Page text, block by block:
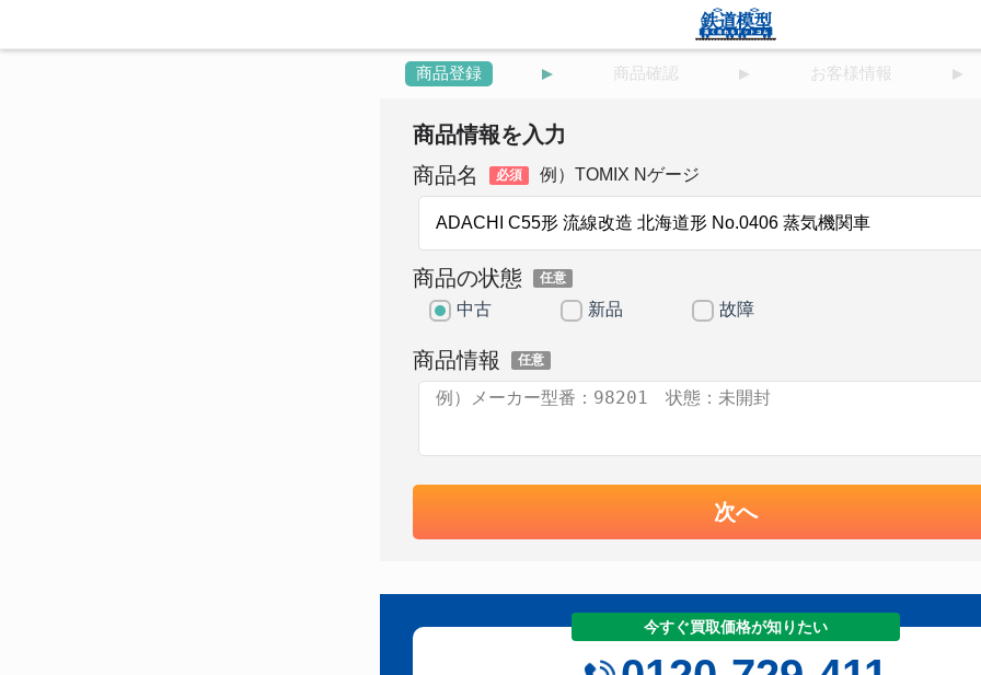
商品登録 商品確認 お客様情報
商品情報を入力
商品名
必須 例）TOMIX Nゲージ
商品の状態 任意
中古 新品 故障
商品情報 任意
次へ
今すぐ買取価格が知りたい